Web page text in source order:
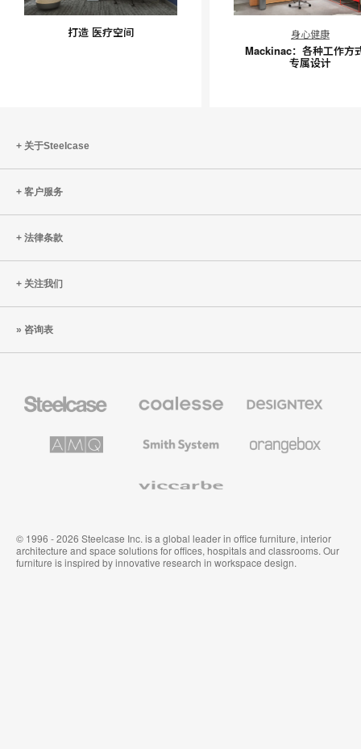
打
打造 医疗空间
各
种
设
身心健康
Mackinac：各种工作方
专属设计
关于Steelcase
客户服务
法律条款
关注我们
咨询表
办
Solutions
System
© 1996 - 2026 Steelcase Inc. is a global leader in office furniture, interior
architecture and space solutions for offices, hospitals and classrooms. Our
furniture is inspired by innovative research in workspace design.